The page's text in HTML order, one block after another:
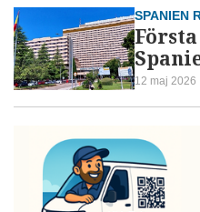
SPANIEN
12 maj 2026